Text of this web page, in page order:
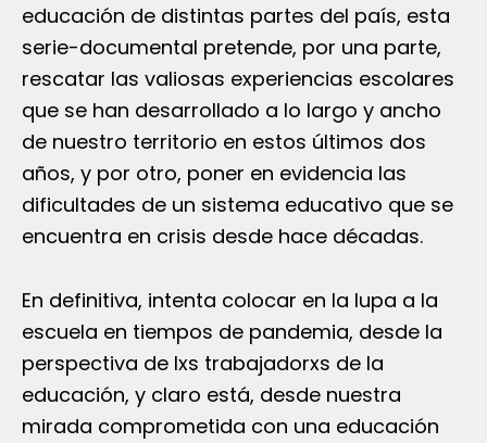
educación de distintas partes del país, esta
serie-documental pretende, por una parte,
rescatar las valiosas experiencias escolares
que se han desarrollado a lo largo y ancho
de nuestro territorio en estos últimos dos
años, y por otro, poner en evidencia las
dificultades de un sistema educativo que se
encuentra en crisis desde hace décadas.
En definitiva, intenta colocar en la lupa a la
escuela en tiempos de pandemia, desde la
perspectiva de lxs trabajadorxs de la
educación, y claro está, desde nuestra
mirada comprometida con una educación